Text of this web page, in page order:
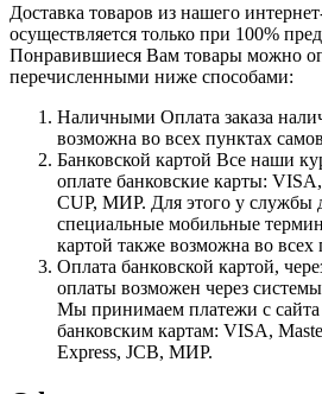
Доставка товаров из нашего
осуществляется только при 100%
Понравившиеся Вам товары можно
перечисленными ниже способами:
Наличными Оплата заказа
возможна во всех пунктах
Банковской картой Все наши
оплате банковские карты:
CUP, МИР. Для этого у службы
специальные мобильные
картой также возможна во всех
Оплата банковской картой,
оплаты возможен через
Мы принимаем платежи с
банковским картам: VISA,
Express, JCB, МИР.